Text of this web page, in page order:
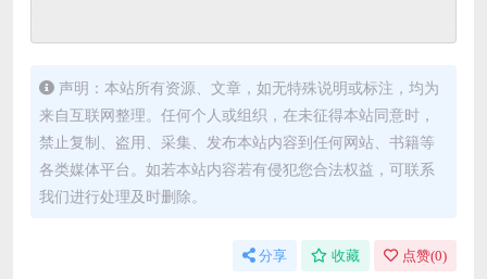
声明：本站所有资源、文章，如无特殊说明或标注，均为
来自互联网整理。任何个人或组织，在未征得本站同意时，
禁止复制、盗用、采集、发布本站内容到任何网站、书籍等
各类媒体平台。如若本站内容若有侵犯您合法权益，可联系
我们进行处理及时删除。
分享 收藏 点赞(0)